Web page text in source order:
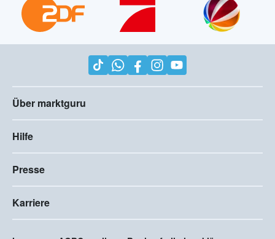
Über marktguru
Hilfe
Presse
Karriere